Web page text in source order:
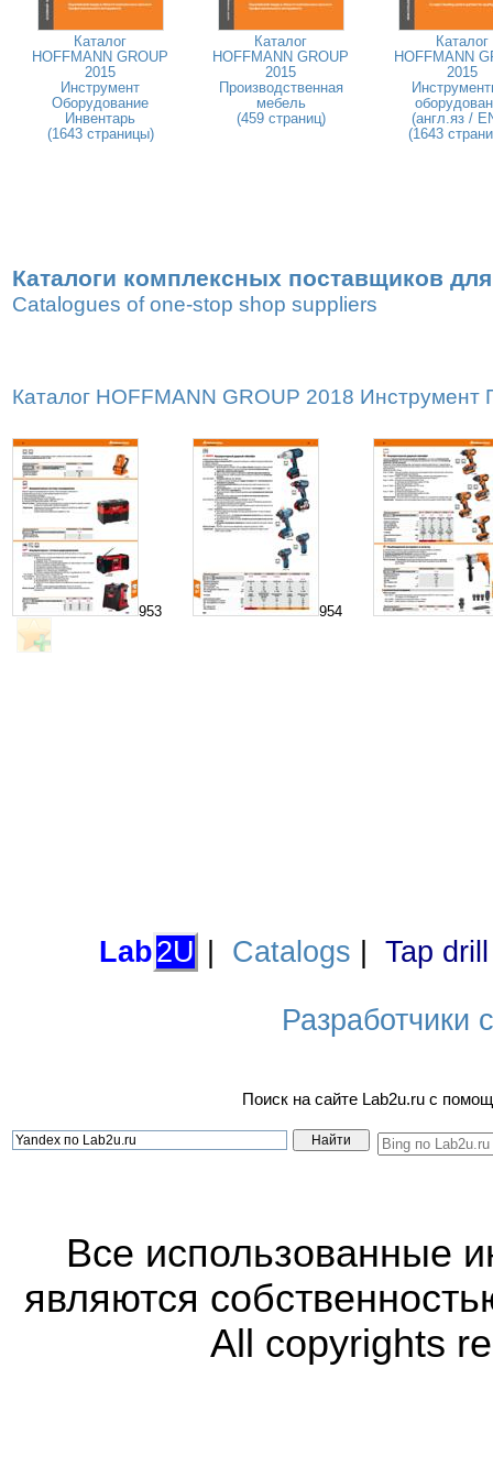
Каталог
HOFFMANN GROUP
2015
Инструмент
Оборудование
Инвентарь
(1643 страницы)
Каталог
HOFFMANN GROUP
2015
Производственная
мебель
(459 страниц)
Каталог
HOFFMANN
2015
(англ.яз /
(1643
Каталоги комплексных поставщиков
Catalogues of one-stop shop suppliers
Каталог HOFFMANN GROUP 2018
953 954
Lab2U Catalogs Tap
Разработчики
Поиск на сайте Lab2u.ru с
Все использованные
являются
All copyrights